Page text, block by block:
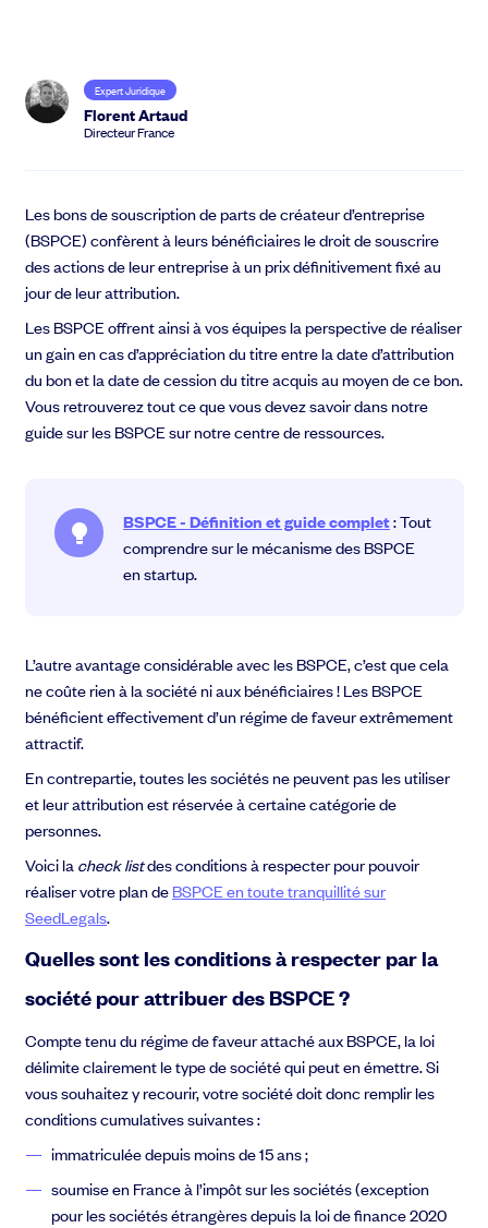
BSA Air
Développer
BSPCE
BSA Advisor
Roadshow & Pitch
Trouvez les bons investisseurs pour votre startups.
Préparer son pitch deck
Trouver des investisseurs
Générer sa documentation juridique
Simulateur BSA Air
Anticipez votre dilution et vos négociations
Guide - Levée de fonds early-stage
50 vidéos d'experts pour financer votre startup
Communauté
Événements
Témoignages
Support
Parler à un expert
Des question sur la levée de fonds ?
C'est parti !
Expert Juridique
Florent Artaud
Directeur France
Les bons de souscription de parts de créateur d’entreprise
(BSPCE) confèrent à leurs bénéficiaires le droit de souscrire
des actions de leur entreprise à un prix définitivement fixé au
jour de leur attribution.
Les BSPCE offrent ainsi à vos équipes la perspective de réaliser
un gain en cas d’appréciation du titre entre la date d’attribution
du bon et la date de cession du titre acquis au moyen de ce bon.
Vous retrouverez tout ce que vous devez savoir dans notre
guidesur les BSPCE sur notre centre de ressources.
BSPCE - Définition et guide complet: Tout
comprendre sur le mécanisme des BSPCE
en startup.
L’autre avantage considérable avec les BSPCE, c’est que cela
ne coûte rien à la société ni aux bénéficiaires ! Les BSPCE
bénéficient effectivement d’un régime de faveur extrêmement
attractif.
En contrepartie, toutes les sociétés ne peuvent pas les utiliser
et leur attribution est réservée à certaine catégorie de
personnes.
Voici la check listdes conditions à respecter pour pouvoir
réaliservotre plan deBSPCE en toute tranquillité sur
SeedLegals.
Quelles sont les conditions à respecter par la
société pour attribuer des BSPCE ?
Compte tenu du régime de faveur attaché aux BSPCE, la loi
délimite clairement le type de société qui peut en émettre. Si
vous souhaitez y recourir, votre société doit donc remplir les
conditions cumulatives suivantes :
immatriculée depuis moins de 15 ans ;
soumise en France à l’impôt sur les sociétés (exception
pour les sociétés étrangères depuis la loi de finance 2020